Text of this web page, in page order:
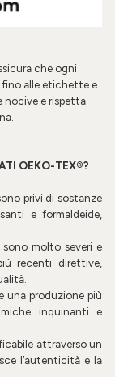
che ogni
alle etichette e
nocive e rispetta
OEKO-TEX®?
privi di sostanze
e formaldeide,
molto severi e
recenti direttive,
una produzione più
inquinanti e
attraverso un
l’autenticità e la